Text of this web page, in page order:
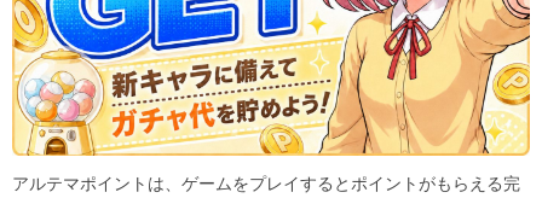
アルテマポイントは、ゲームをプレイするとポイントがもらえる完